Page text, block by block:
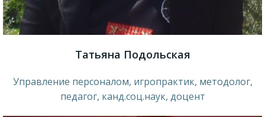
Татьяна Подольская
Управление персоналом, игропрактик, методолог,
педагог, канд.соц.наук, доцент